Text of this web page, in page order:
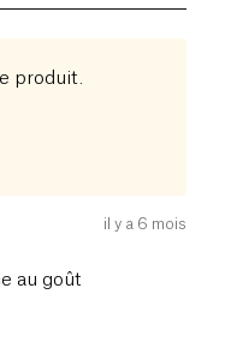
produit.
il y a 6 mois
au goût